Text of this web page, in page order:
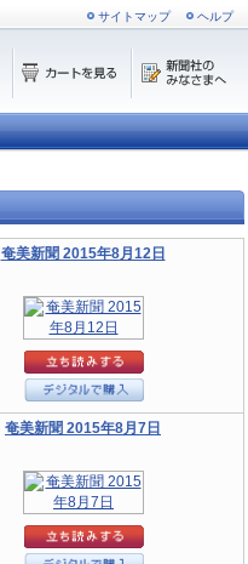
サイトマップ ヘルプ
奄美新聞 2015年8月12日
奄美新聞 2015年8月7日